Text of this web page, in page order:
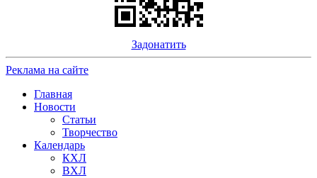
Задонатить
Реклама на сайте
Главная
Новости
Статьи
Творчество
Календарь
КХЛ
ВХЛ